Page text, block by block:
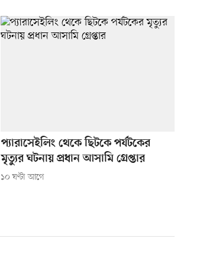
প্যারাসেইলিং থেকে ছিটকে পর্যটকের
মৃত্যুর ঘটনায় প্রধান আসামি গ্রেপ্তার
১০ ঘণ্টা আগে